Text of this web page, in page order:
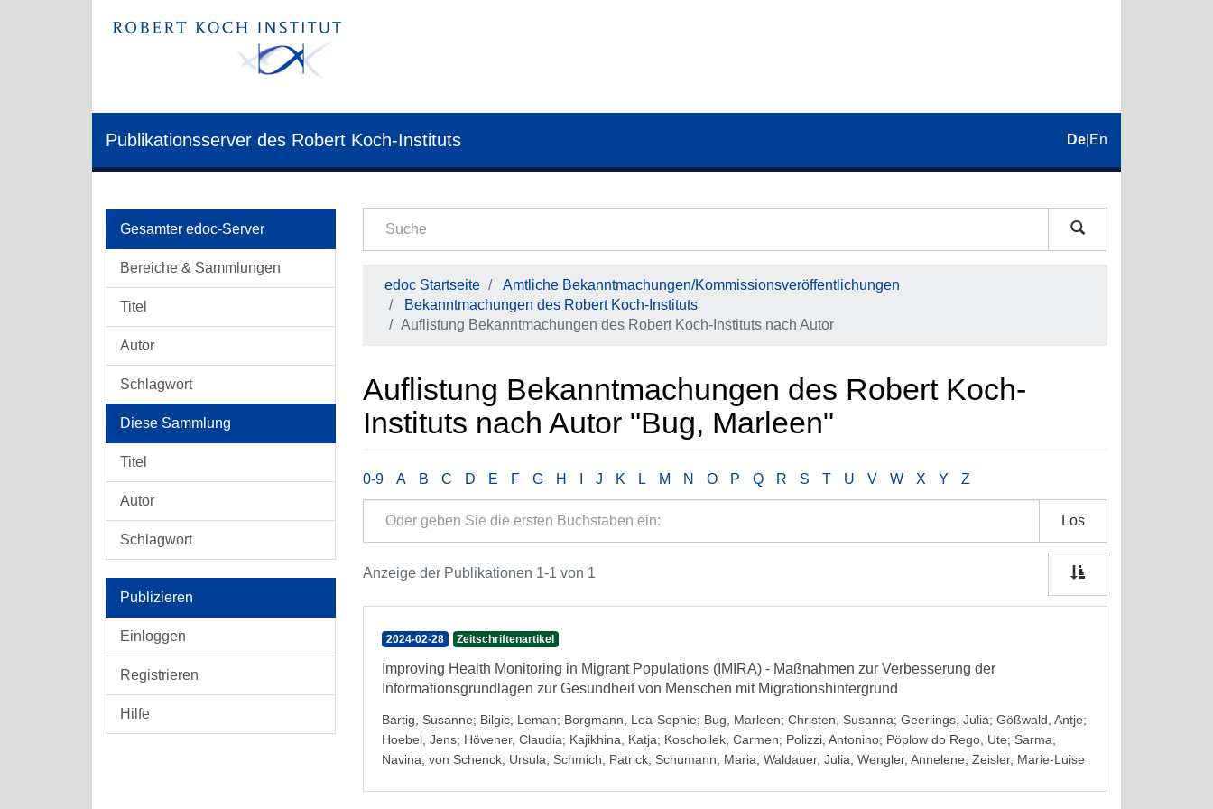
Publikationsserver des Robert Koch-Instituts De En
Gesamter edoc-Server
Bereiche & Sammlungen
Titel
Autor
Schlagwort
Diese Sammlung
Titel
Autor
Schlagwort
Publizieren
Einloggen
Registrieren
Hilfe
edoc Startseite
Amtliche Bekanntmachungen/Kommissionsveröffentlichungen
Bekanntmachungen des Robert Koch-Instituts
Auflistung Bekanntmachungen des Robert Koch-Instituts nach Autor
Auflistung Bekanntmachungen des Robert Koch-
Instituts nach Autor "Bug, Marleen"
0-9 A B C D E F G H J K L M N O P Q R S T U V W X Y Z
Los
Anzeige der Publikationen 1-1 von 1
2024-02-28 Zeitschriftenartikel
Improving Health Monitoring in Migrant Populations (IMIRA) - Maßnahmen zur Verbesserung der
Informationsgrundlagen zur Gesundheit von Menschen mit Migrationshintergrund
Bartig, Susanne; Bilgic, Leman; Borgmann, Lea-Sophie; Bug, Marleen; Christen, Susanna; Geerlings, Julia; Gößwald, Antje;
Hoebel, Jens; Hövener, Claudia; Kajikhina, Katja; Koschollek, Carmen; Polizzi, Antonino; Pöplow do Rego, Ute; Sarma,
Navina; von Schenck, Ursula; Schmich, Patrick; Schumann, Maria; Waldauer, Julia; Wengler, Annelene; Zeisler, Marie-Luise